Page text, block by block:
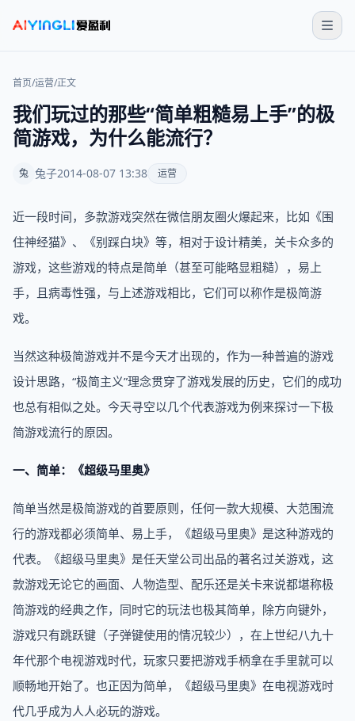
首页/运营/正文
我们玩过的那些“简单粗糙易上手”的极
简游戏，为什么能流行？
兔 兔子2014-08-07 13:38 运营
近一段时间，多款游戏突然在微信朋友圈火爆起来，比如《围
住神经猫》、《别踩白块》等，相对于设计精美，关卡众多的
游戏，这些游戏的特点是简单（甚至可能略显粗糙），易上
手，且病毒性强，与上述游戏相比，它们可以称作是极简游
戏。
当然这种极简游戏并不是今天才出现的，作为一种普遍的游戏
设计思路，“极简主义”理念贯穿了游戏发展的历史，它们的成功
也总有相似之处。今天寻空以几个代表游戏为例来探讨一下极
简游戏流行的原因。
一、简单：《超级马里奥》
简单当然是极简游戏的首要原则，任何一款大规模、大范围流
行的游戏都必须简单、易上手，《超级马里奥》是这种游戏的
代表。《超级马里奥》是任天堂公司出品的著名过关游戏，这
款游戏无论它的画面、人物造型、配乐还是关卡来说都堪称极
简游戏的经典之作，同时它的玩法也极其简单，除方向键外，
游戏只有跳跃键（子弹键使用的情况较少），在上世纪八九十
年代那个电视游戏时代，玩家只要把游戏手柄拿在手里就可以
顺畅地开始了。也正因为简单，《超级马里奥》在电视游戏时
代几乎成为人人必玩的游戏。